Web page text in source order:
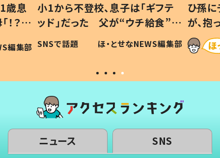
歳息
？」
編集部
小1から不登校、息子は「ギフテ
ッド」だった 父が“ウチ給食”を
作り続ける理由とは #令和の親
#令和の子
SNSで話題 ほ・とせなNEWS編集部
ひ孫
が、
「涙が
い」
ニュース SNS